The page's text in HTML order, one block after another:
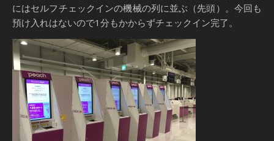
にはセルフチェックインの機械の列に並ぶ（先頭）。今回も
預け入れはないので1分もかからずチェックイン完了。